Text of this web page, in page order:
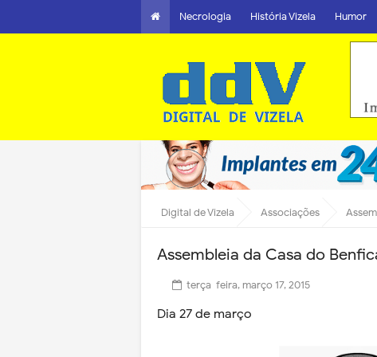
Necrologia História Vizela Humor
Digital de Vizela Associações
Assembleia da Casa do
terça-feira, março 17, 2015
Dia 27 de março